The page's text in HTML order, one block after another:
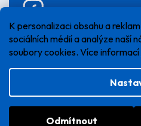
K personalizaci obsahu a
sociálních médií a analýze naší
soubory cookies. Více informací
Odmítnout
Vytvořil
Copyright 2026Ráj oliv .